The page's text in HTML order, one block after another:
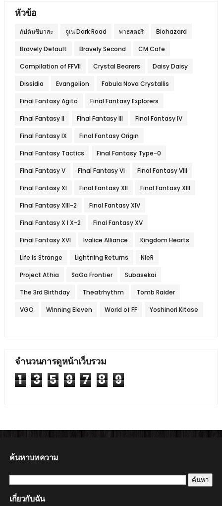
หัวข้อ
กัปตันซึบาสะ จูเน่ Dark Road พาธสตอรี Biohazard
Bravely Default Bravely Second CM Cafe
Compilation of FFVII Crystal Bearers Daisy Daisy
Dissidia Evangelion Fabula Nova Crystallis
Final Fantasy Agito Final Fantasy Explorers
Final Fantasy II Final Fantasy III Final Fantasy IV
Final Fantasy IX Final Fantasy Origin
Final Fantasy Tactics Final Fantasy Type-0
Final Fantasy V Final Fantasy VI Final Fantasy VIII
Final Fantasy XI Final Fantasy XII Final Fantasy XIII
Final Fantasy XIII-2 Final Fantasy XIV
Final Fantasy X l X-2 Final Fantasy XV
Final Fantasy XVI Ivalice Alliance Kingdom Hearts
Life is Strange Lightning Returns NieR
Project Athia SaGa Frontier Subasekai
The 3rd Birthday Theatrhythm Tomb Raider
VGO Winning Eleven World of FF Yoshinori Kitase
จำนวนการดูหน้าเว็บรวม
1 3 5 9 7 8 9
ค้นหาบทความ
เกี่ยวกับฉัน